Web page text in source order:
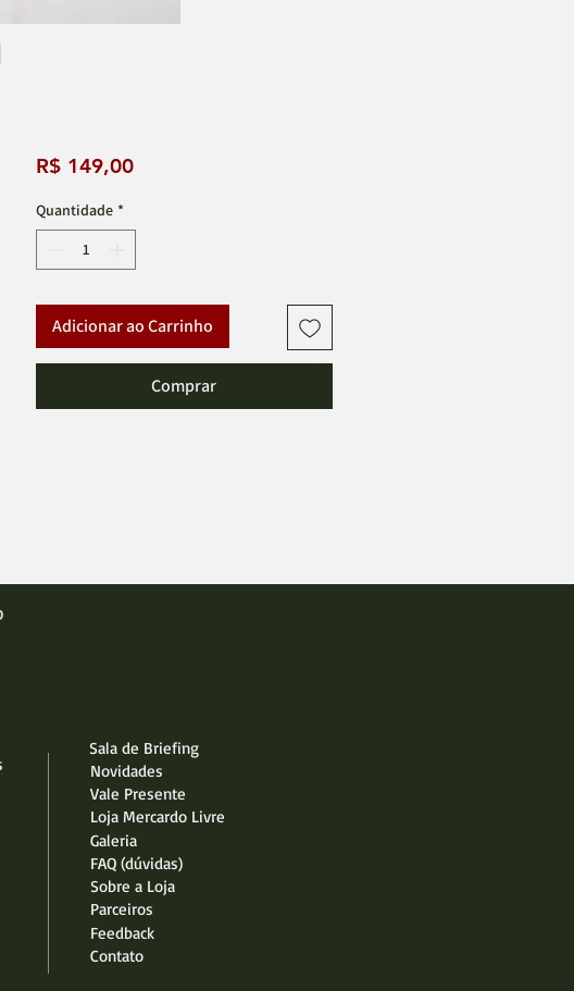
R$ 149,00Preço
Quantidade *
Adicionar ao Carrinho
Comprar
Sala de Briefing
Novidades
Vale Presente
Loja Mercardo Livre
Galeria
FAQ (dúvidas)
Sobre a Loja
Parceiros
Feedback
Contato